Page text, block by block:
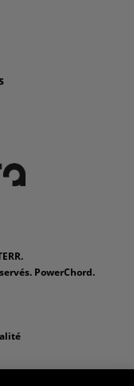
PowerChord.